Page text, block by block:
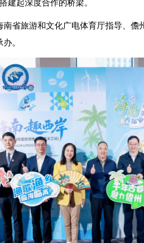
建起深度合作的桥梁。
南省旅游和文化广电体育厅指导、儋
。